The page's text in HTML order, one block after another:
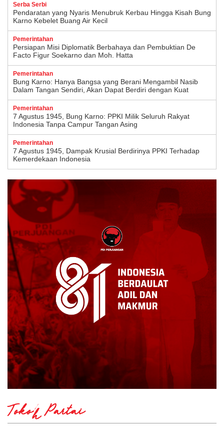
Serba Serbi
Pendaratan yang Nyaris Menubruk Kerbau Hingga Kisah Bung
Karno Kebelet Buang Air Kecil
Pemerintahan
Persiapan Misi Diplomatik Berbahaya dan Pembuktian De
Facto Figur Soekarno dan Moh. Hatta
Pemerintahan
Bung Karno: Hanya Bangsa yang Berani Mengambil Nasib
Dalam Tangan Sendiri, Akan Dapat Berdiri dengan Kuat
Pemerintahan
7 Agustus 1945, Bung Karno: PPKI Milik Seluruh Rakyat
Indonesia Tanpa Campur Tangan Asing
Pemerintahan
7 Agustus 1945, Dampak Krusial Berdirinya PPKI Terhadap
Kemerdekaan Indonesia
Tokoh Partai